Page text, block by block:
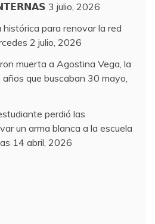
3 julio, 2026
para renovar la red
2 julio, 2026
muerta a Agostina Vega, la
que buscaban 30 mayo,
perdió las
un arma blanca a la escuela
14 abril, 2026